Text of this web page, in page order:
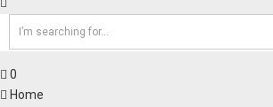
0
Home